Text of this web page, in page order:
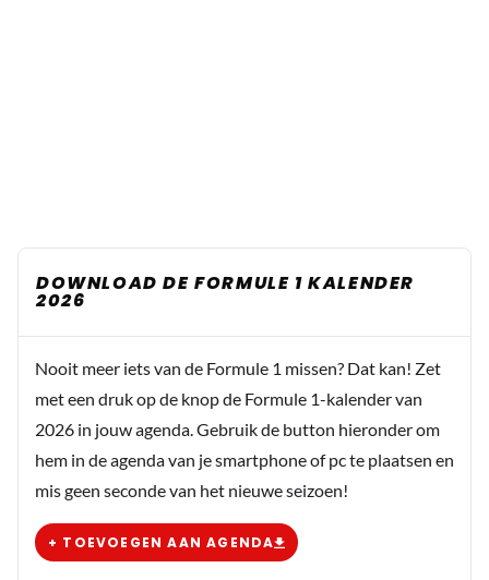
DOWNLOAD DE FORMULE 1 KALENDER
2026
Nooit meer iets van de Formule 1 missen? Dat kan! Zet
met een druk op de knop de Formule 1-kalender van
2026 in jouw agenda. Gebruik de button hieronder om
hem in de agenda van je smartphone of pc te plaatsen en
mis geen seconde van het nieuwe seizoen!
+ TOEVOEGEN AAN AGENDA